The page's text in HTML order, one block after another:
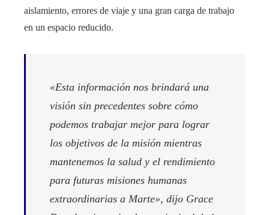
aislamiento, errores de viaje y una gran carga de trabajo
en un espacio reducido.
«Esta información nos brindará una
visión sin precedentes sobre cómo
podemos trabajar mejor para lograr
los objetivos de la misión mientras
mantenemos la salud y el rendimiento
para futuras misiones humanas
extraordinarias a Marte», dijo Grace